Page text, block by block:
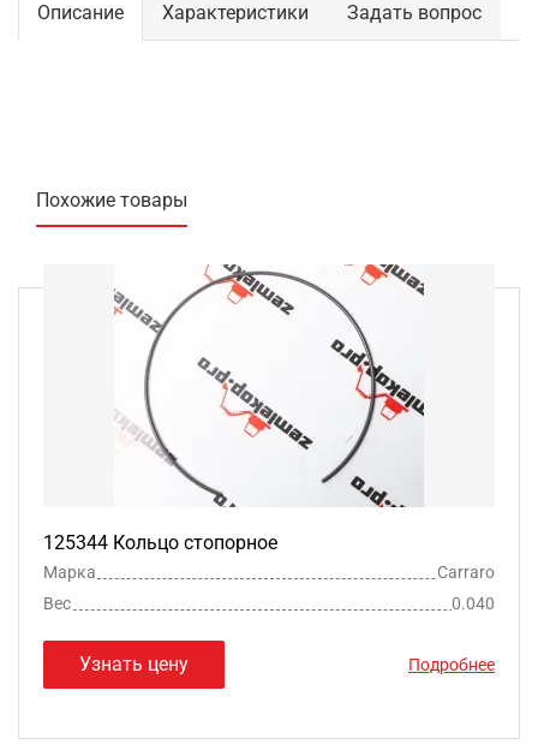
Описание Характеристики Задать вопрос
Похожие товары
125344 Кольцо стопорное
Марка
Carraro
Вес
0.040
Узнать цену Подробнее